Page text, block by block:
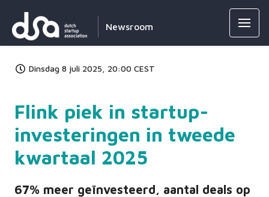
Newsroom
Dinsdag 8 juli 2025, 20:00 CEST
Flink piek in startup-
investeringen in tweede
kwartaal 2025
67% meer geïnvesteerd, aantal deals op